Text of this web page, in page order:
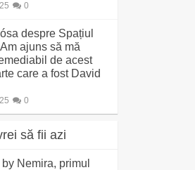
0
despre Spațiul
ajuns să mă
de acest
care a fost David
0
să fii azi
Nemira, primul